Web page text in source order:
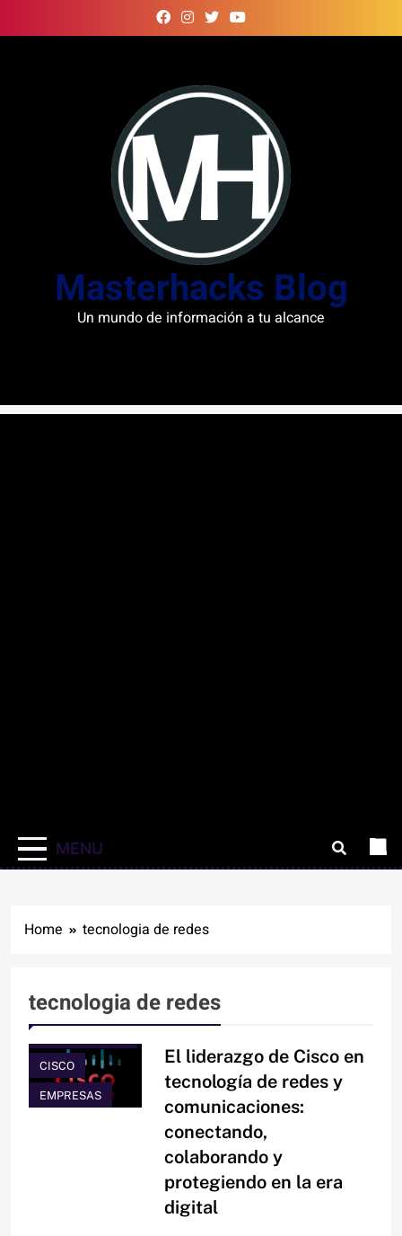
to
Masterhacks Blog
Un mundo de información a tu alcance
MENU
Home tecnologia de redes
tecnologia de redes
BLOG DEL
CISCO
EMPRESAS
El liderazgo de Cisco en
tecnología de redes y
comunicaciones:
conectando,
colaborando y
protegiendo en la era
digital